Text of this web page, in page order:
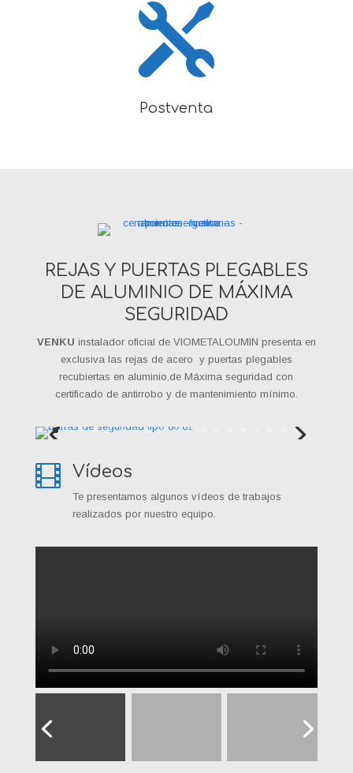

Postventa
REJAS Y PUERTAS PLEGABLES
DE ALUMINIO DE MÁXIMA
SEGURIDAD
VENKU instalador oficial de VIOMETALOUMIN presenta en
exclusiva las rejas de acero y puertas plegables
recubiertas en aluminio,de Máxima seguridad con
certificado de antirrobo y de mantenimiento mínimo.
 Vídeos
Te presentamos algunos vídeos de trabajos
realizados por nuestro equipo.